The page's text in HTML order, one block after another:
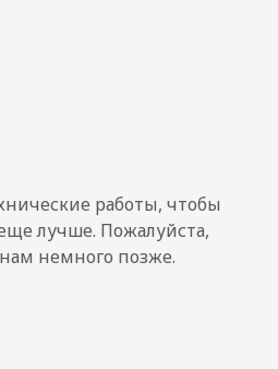
работы, чтобы
лучше. Пожалуйста,
немного позже.